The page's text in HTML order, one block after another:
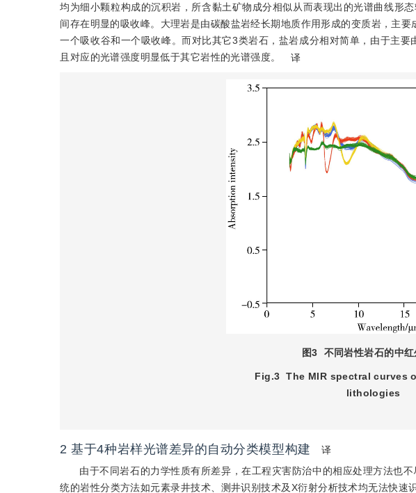
均为细小颗粒构成的沉积岩，所含黏土矿物成分相似从而表现出的光谱曲线形
间存在明显的吸收峰。大理岩是由碳酸盐岩经长期地质作用形成的变质岩，主
一个吸收谷和一个吸收峰。而对比其它3类岩石，盐岩成分相对简单，由于主
且对应的光谱强度明显低于其它岩性的光谱强度。
译
图3 不同岩性岩石的中
Fig.3 The MIR spectral curves
lithologies
2 基于4种岩样光谱差异的自动分类模型构建
译
由于不同岩石的力学性质有所差异，在工程灾害防治中的相应处理方法也
统的岩性分类方法如元素录井技术、测井识别技术及X衍射分析技术均无法快速